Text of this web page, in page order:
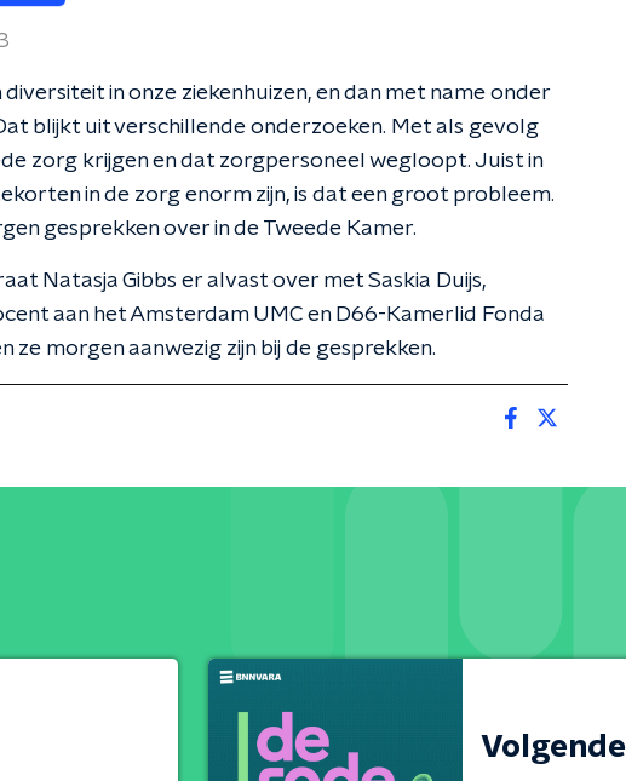
in onze ziekenhuizen, en dan met name onder
blijkt uit verschillende onderzoeken. Met als gevolg
zorg krijgen en dat zorgpersoneel wegloopt. Juist in
in de zorg enorm zijn, is dat een groot probleem.
gesprekken over in de Tweede Kamer.
Natasja Gibbs er alvast over met Saskia Duijs,
aan het Amsterdam UMC en D66-Kamerlid Fonda
ze morgen aanwezig zijn bij de gesprekken.
Volgende